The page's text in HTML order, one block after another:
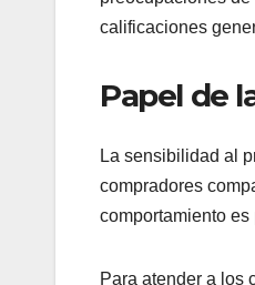
calificaciones
Papel de
La sensibilidad al
compradores
comportamiento
Para atender a los